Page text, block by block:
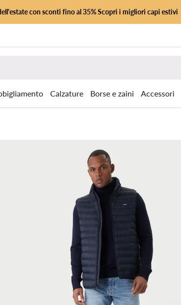
con sconti fino al 35% Scopri i migliori capi estivi
Calzature Borse e zaini Accessori